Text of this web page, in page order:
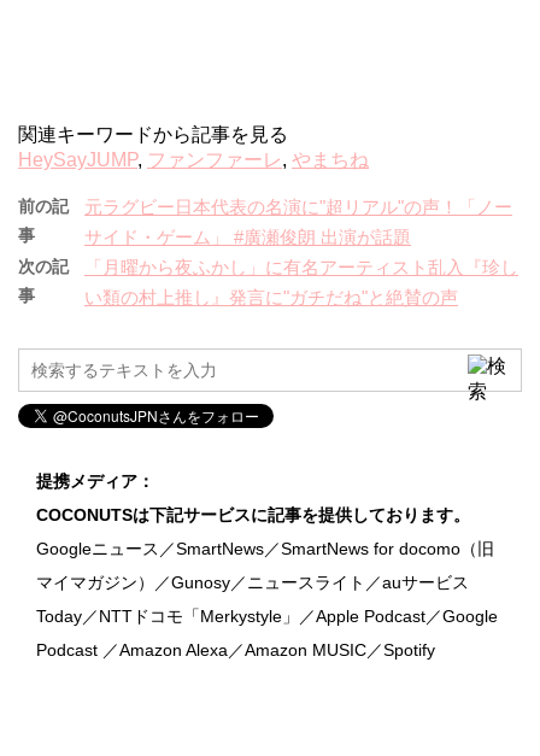
関連キーワードから記事を見る
HeySayJUMP, ファンファーレ, やまちね
前の記
事
元ラグビー日本代表の名演に"超リアル"の声！「ノー
サイド・ゲーム」 #廣瀬俊朗 出演が話題
次の記
事
「月曜から夜ふかし」に有名アーティスト乱入『珍し
い類の村上推し』発言に"ガチだね"と絶賛の声
提携メディア：
COCONUTSは下記サービスに記事を提供しております。
Googleニュース／SmartNews／SmartNews for docomo（旧
マイマガジン）／Gunosy／ニュースライト／auサービス
Today／NTTドコモ「Merkystyle」／Apple Podcast／Google
Podcast ／Amazon Alexa／Amazon MUSIC／Spotify